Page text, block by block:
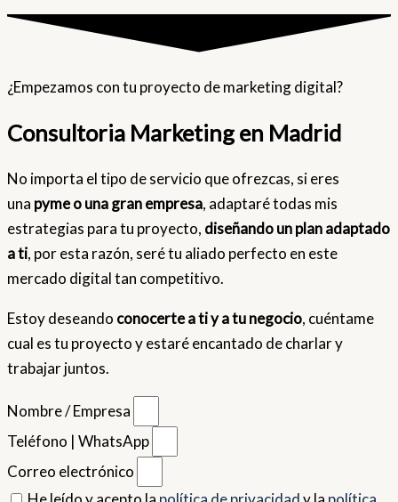
¿Empezamos con tu proyecto de marketing digital?
Consultoria Marketing en Madrid
No importa el tipo de servicio que ofrezcas, si eres
una pyme o una gran empresa, adaptaré todas mis
estrategias para tu proyecto, diseñando un plan adaptado
a ti, por esta razón, seré tu aliado perfecto en este
mercado digital tan competitivo.
Estoy deseando conocerte a ti y a tu negocio, cuéntame
cual es tu proyecto y estaré encantado de charlar y
trabajar juntos.
Nombre / Empresa
Teléfono | WhatsApp
Correo electrónico